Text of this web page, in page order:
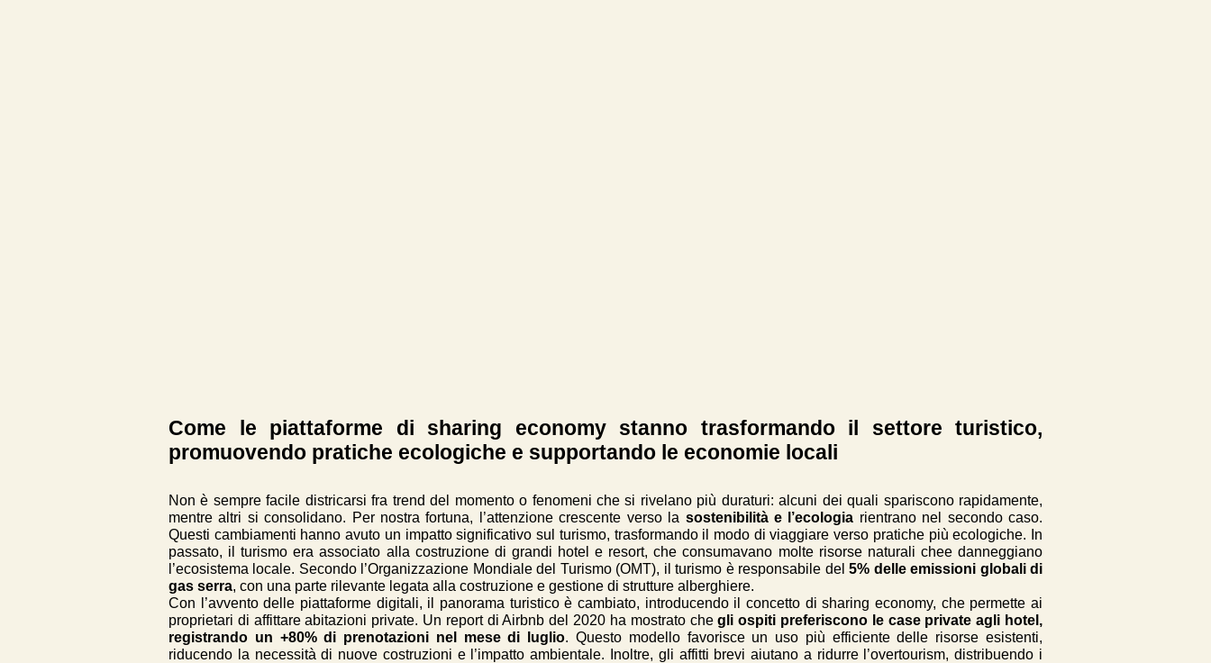
Come le piattaforme di sharing economy stanno trasformando il settore turistico,
promuovendo pratiche ecologiche e supportando le economie locali
Non è sempre facile districarsi fra trend del momento o fenomeni che si rivelano più duraturi: alcuni dei quali spariscono rapidamente,
mentre altri si consolidano. Per nostra fortuna, l’attenzione crescente verso la sostenibilità e l’ecologia rientrano nel secondo caso.
Questi cambiamenti hanno avuto un impatto significativo sul turismo, trasformando il modo di viaggiare verso pratiche più ecologiche. In
passato, il turismo era associato alla costruzione di grandi hotel e resort, che consumavano molte risorse naturali chee danneggiano
l’ecosistema locale. Secondo l’Organizzazione Mondiale del Turismo (OMT), il turismo è responsabile del5% delle emissioni globali di
gas serra, con una parte rilevante legata alla costruzione e gestione di strutture alberghiere.
Con l’avvento delle piattaforme digitali, il panorama turistico è cambiato, introducendo il concetto di sharing economy, che permette ai
proprietari di affittare abitazioni private. Un report di Airbnb del 2020 ha mostrato chegli ospiti preferiscono le case private agli hotel,
registrando un +80% di prenotazioni nel mese di luglio. Questo modello favorisce un uso più efficiente delle risorse esistenti,
riducendo la necessità di nuove costruzioni e l’impatto ambientale. Inoltre, gli affitti brevi aiutano a ridurre l’overtourism, distribuendo i